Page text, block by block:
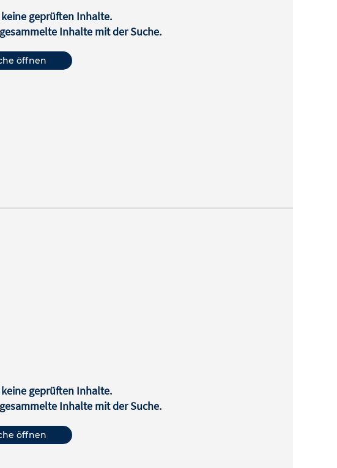
geprüften Inhalte.
Inhalte mit der Suche.
öffnen
geprüften Inhalte.
Inhalte mit der Suche.
öffnen